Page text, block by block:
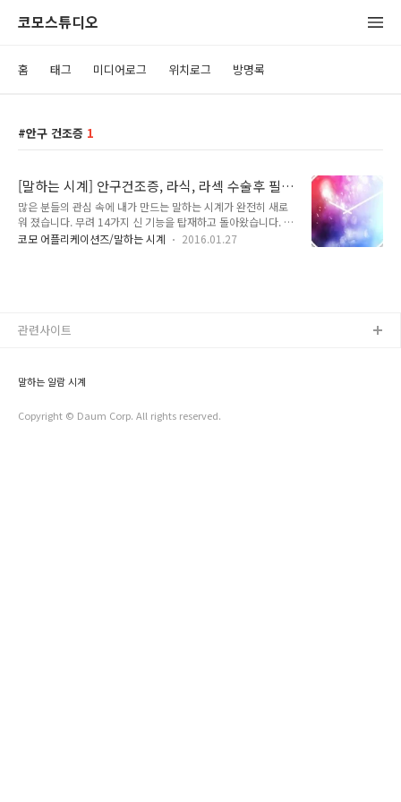
코모스튜디오
홈 태그 미디어로그 위치로그 방명록
안구 건조증 1
[말하는 시계] 안구건조증, 라식, 라섹 수술후 필
수 무료앱! -손으로 스치거나, 뒤집거나, 전원키
두번 클릭만 하면 현재 시간을 말합니다.
많은 분들의 관심 속에 내가 만드는 말하는 시계가 완전히 새로
워 졌습니다. 무려 14가지 신 기능을 탑재하고 돌아왔습니다. 뿐
만 아니라 완전히 무료 입니다. 언제 어디에서나 손 쉽게 시간을
들 수 있습니다. 1. 단말기를 뒤집거나 손바닥으로 카메라 부분
코모 어플리케이션즈/말하는 시계 2016.01.27
말하는 알람 시계
Copyright © Daum Corp. All rights reserved.
관련사이트